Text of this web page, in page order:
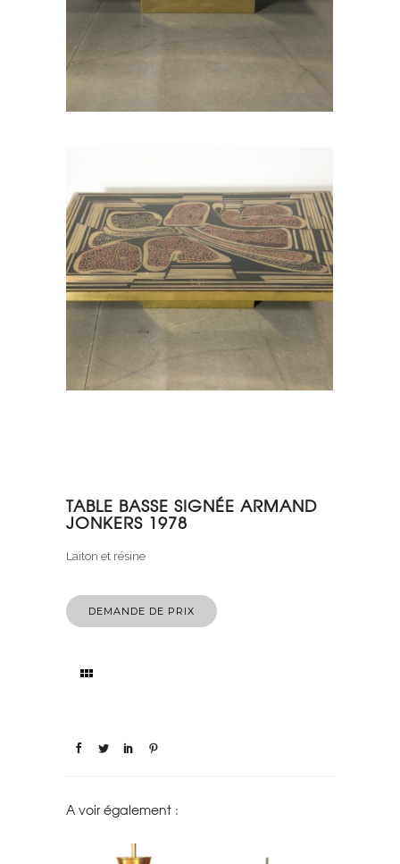
TABLE BASSE SIGNÉE ARMAND
JONKERS 1978
Laiton et résine
DEMANDE DE PRIX
A voir également :